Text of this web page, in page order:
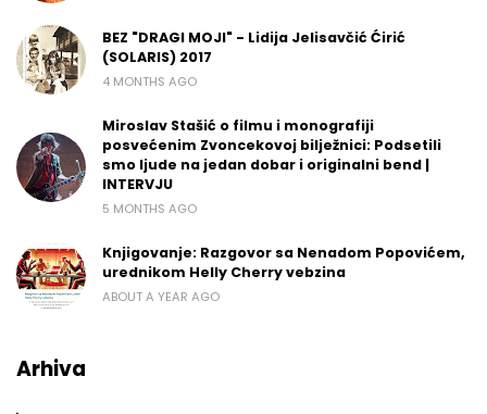
BEZ "DRAGI MOJI" - Lidija Jelisavčić Ćirić
(SOLARIS) 2017
4 MONTHS AGO
Miroslav Stašić o filmu i monografiji
posvećenim Zvoncekovoj bilježnici: Podsetili
smo ljude na jedan dobar i originalni bend |
INTERVJU
5 MONTHS AGO
Knjigovanje: Razgovor sa Nenadom Popovićem,
urednikom Helly Cherry vebzina
ABOUT A YEAR AGO
Arhiva